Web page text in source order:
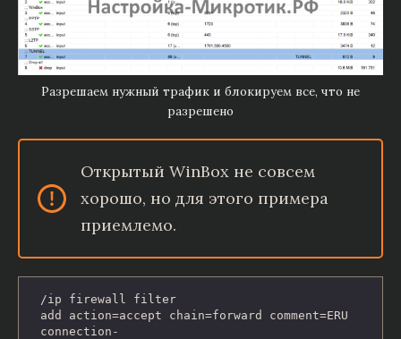
Разрешаем нужный трафик и блокируем все, что не
разрешено
Открытый WinBox не совсем
хорошо, но для этого примера
приемлемо.
/ip firewall filter
add action=accept chain=forward comment=ERU
connection-